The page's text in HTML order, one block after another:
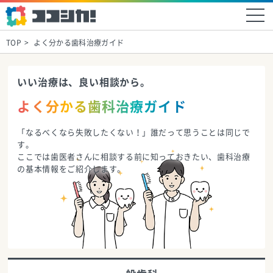
TOP よく分かる歯科治療ガイド
いい治療は、良い相談から。
よく分かる歯科治療ガイド
「なるべくなら失敗したくない！」誰だって思うことは同じで
す。
ここでは歯医者さんに相談する前に知っておきたい、歯科治療
の基本情報をご紹介します。